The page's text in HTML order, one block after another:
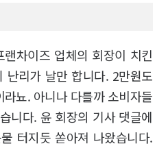
차이즈 업체의 회장이 치킨
난리가 날만 합니다. 2만원도
뇨. 아니나 다를까 소비자들
니다. 윤 회장의 기사 댓글에
터지듯 쏟아져 나왔습니다.